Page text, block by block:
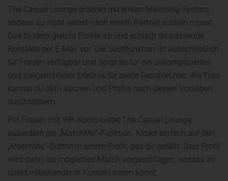
The Casual Lounge arbeitet mit einem Matching-System,
sodass du nicht selbst nach einem Partner suchen musst.
Das System gleicht Profile ab und schlägt dir passende
Kontakte per E-Mail vor. Die Suchfunktion ist ausschließlich
für Frauen verfügbar und sorgt so für ein unkompliziertes
und zielgerichtetes Erlebnis für beide Geschlechter. Als Frau
kannst du aktiv suchen und Profile nach deinen Vorlieben
durchstöbern.
Für Frauen mit VIP-Konto bietet The Casual Lounge
außerdem die „MatchMe"-Funktion. Klicke einfach auf den
„MatchMe"-Button in einem Profil, das dir gefällt. Dein Profil
wird dann als mögliches Match vorgeschlagen, sodass ihr
direkt miteinander in Kontakt treten könnt.